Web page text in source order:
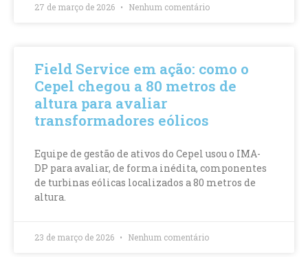
27 de março de 2026 Nenhum comentário
Field Service em ação: como o
Cepel chegou a 80 metros de
altura para avaliar
transformadores eólicos
Equipe de gestão de ativos do Cepel usou o IMA-
DP para avaliar, de forma inédita, componentes
de turbinas eólicas localizados a 80 metros de
altura.
23 de março de 2026 Nenhum comentário